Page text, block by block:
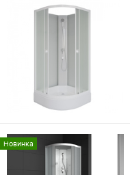
Новинка